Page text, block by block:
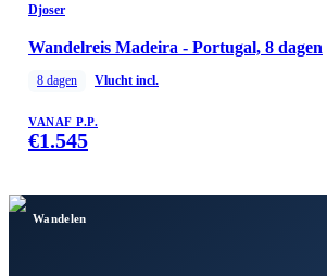
Djoser
Wandelreis Madeira - Portugal, 8 dagen
8 dagen Vlucht incl.
VANAF P.P.
€1.545
Wandelen